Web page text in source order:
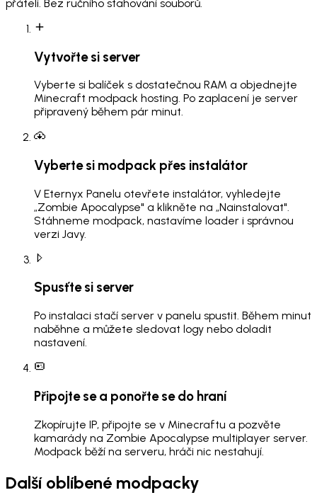
přáteli. Bez ručního stahování souborů.
Vytvořte si server
Vyberte si balíček s dostatečnou RAM a objednejte
Minecraft modpack hosting. Po zaplacení je server
připravený během pár minut.
Vyberte si modpack přes instalátor
V Eternyx Panelu otevřete instalátor, vyhledejte
„Zombie Apocalypse" a klikněte na „Nainstalovat".
Stáhneme modpack, nastavíme loader i správnou
verzi Javy.
Spusťte si server
Po instalaci stačí server v panelu spustit. Během minut
naběhne a můžete sledovat logy nebo doladit
nastavení.
Připojte se a ponořte se do hraní
Zkopírujte IP, připojte se v Minecraftu a pozvěte
kamarády na Zombie Apocalypse multiplayer server.
Modpack běží na serveru, hráči nic nestahují.
Další oblíbené modpacky